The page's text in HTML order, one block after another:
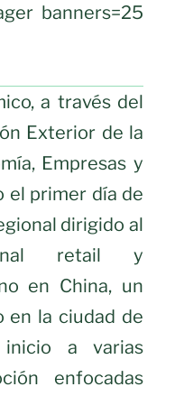
banners=25
a través del
Exterior de la
Empresas y
el primer día de
dirigido al
retail y
en China, un
en la ciudad de
a varias
enfocadas